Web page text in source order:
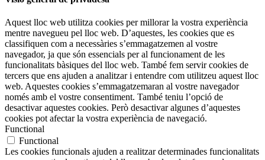
Aquest lloc web utilitza cookies per millorar la vostra experiència
mentre navegueu pel lloc web. D’aquestes, les cookies que es
classifiquen com a necessàries s’emmagatzemen al vostre
navegador, ja que són essencials per al funcionament de les
funcionalitats bàsiques del lloc web. També fem servir cookies de
tercers que ens ajuden a analitzar i entendre com utilitzeu aquest lloc
web. Aquestes cookies s’emmagatzemaran al vostre navegador
només amb el vostre consentiment. També teniu l’opció de
desactivar aquestes cookies. Però desactivar algunes d’aquestes
cookies pot afectar la vostra experiència de navegació.
Functional
Functional
Les cookies funcionals ajuden a realitzar determinades funcionalitats